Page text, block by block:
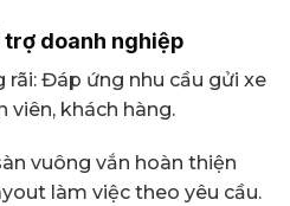
trợ doanh nghiệp
rãi: Đáp ứng nhu cầu gửi xe
viên, khách hàng.
vuông vắn hoàn thiện
làm việc theo yêu cầu.